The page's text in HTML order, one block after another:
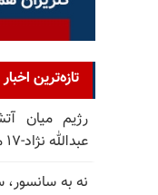
تازه‌ترین
رژیم میان
عبدالله نژاد-۱۷ مرداد ۱۴۰۵
نه به سانسور،